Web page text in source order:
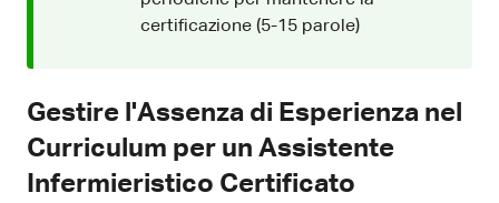
certificazione (5-15 parole)
Gestire l'Assenza di Esperienza nel
Curriculum per un Assistente
Infermieristico Certificato